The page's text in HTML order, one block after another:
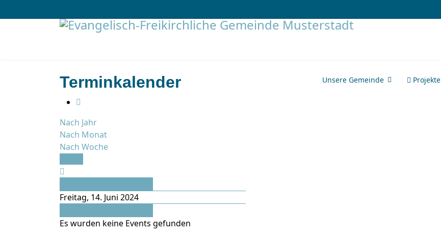
Unsere Gemeinde Projekte
Terminkalender
Nach Jahr
Nach Monat
Nach Woche
Freitag, 14. Juni 2024
Es wurden keine Events gefunden